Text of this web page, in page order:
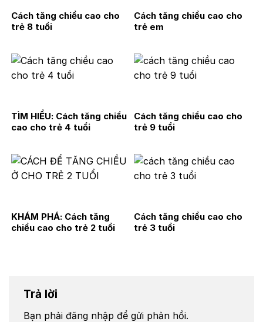
Cách tăng chiều cao cho
trẻ 8 tuổi
Cách tăng chiều cao cho
trẻ em
TÌM HIỂU: Cách tăng chiều
cao cho trẻ 4 tuổi
Cách tăng chiều cao cho
trẻ 9 tuổi
KHÁM PHÁ: Cách tăng
chiều cao cho trẻ 2 tuổi
Cách tăng chiều cao cho
trẻ 3 tuổi
Trả lời
Bạn phải đăng nhập để gửi phản hồi.